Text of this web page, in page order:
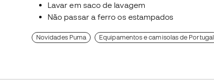
Lavar em saco de lavagem
Não passar a ferro os estampados
Novidades Puma Equipamentos e camisolas de Portugal